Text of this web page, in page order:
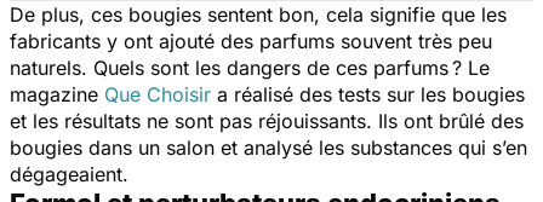
De plus, ces bougies sentent bon, cela signifie que les
fabricants y ont ajouté des parfums souvent très peu
naturels. Quels sont les dangers de ces parfums ? Le
magazine Que Choisir a réalisé des tests sur les bougies
et les résultats ne sont pas réjouissants. Ils ont brûlé des
bougies dans un salon et analysé les substances qui s’en
dégageaient.